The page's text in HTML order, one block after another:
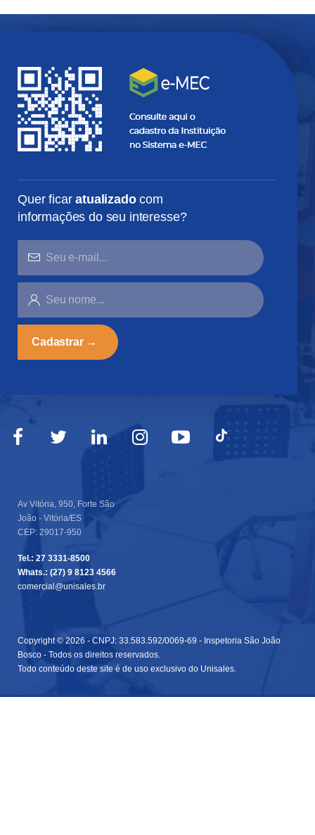
Quer ficaratualizadocom
informações do seu interesse?
SEU
MAIL...
SEU
NOME...
Av Vitória, 950, Forte São
João - Vitória/ES
CEP: 29017-950
Tel.: 27 3331-8500
Whats.: (27) 9 8123 4566
comercial@unisales.br
Copyright © 2026 - CNPJ: 33.583.592/0069-69 - Inspetoria São João
Bosco - Todos os direitos reservados.
Todo conteúdo deste site é de uso exclusivo do Unisales.